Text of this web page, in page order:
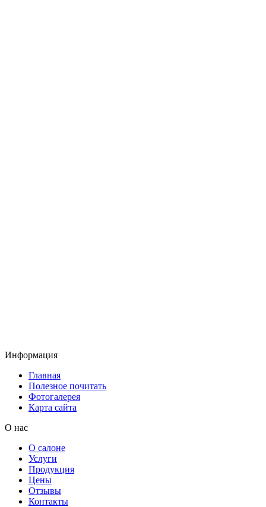
Информация
Главная
Полезное почитать
Фотогалерея
Карта сайта
О нас
О салоне
Услуги
Продукция
Цены
Отзывы
Контакты